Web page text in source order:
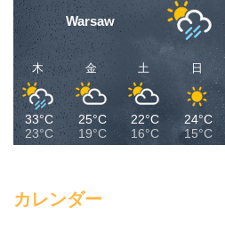
Warsaw
木
33°C
23°C
金
25°C
19°C
土
22°C
16°C
日
24°C
15°C
カレンダー